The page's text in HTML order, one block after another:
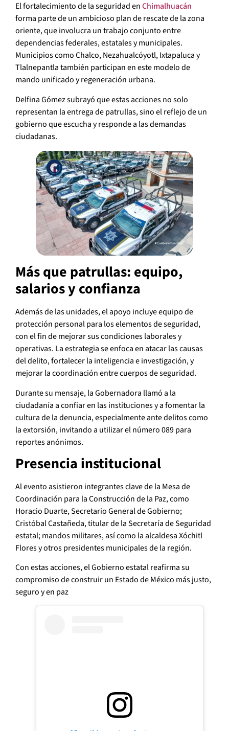
El fortalecimiento de la seguridad enChimalhuacán
forma parte de un ambicioso plan de rescate de la zona
oriente, que involucra un trabajo conjunto entre
dependencias federales, estatales y municipales.
Municipios como Chalco, Nezahualcóyotl, Ixtapaluca y
Tlalnepantla también participan en este modelo de
mando unificado y regeneración urbana.
Delfina Gómez subrayó que estas acciones no solo
representan la entrega de patrullas, sino el reflejo de un
gobierno que escucha y responde a las demandas
ciudadanas.
Más que patrullas: equipo,
salarios y confianza
Además de las unidades, el apoyo incluye equipo de
protección personal para los elementos de seguridad,
con el fin de mejorar sus condiciones laborales y
operativas. La estrategia se enfoca en atacar las causas
del delito, fortalecer la inteligencia e investigación, y
mejorar la coordinación entre cuerpos de seguridad.
Durante su mensaje, la Gobernadora llamó a la
ciudadanía a confiar en las instituciones y a fomentar la
cultura de la denuncia, especialmente ante delitos como
la extorsión, invitando a utilizar el número 089 para
reportes anónimos.
Presencia institucional
Al evento asistieron integrantes clave de la Mesa de
Coordinación para la Construcción de la Paz, como
Horacio Duarte, Secretario General de Gobierno;
Cristóbal Castañeda, titular de la Secretaría de Seguridad
estatal; mandos militares, así como la alcaldesa Xóchitl
Flores y otros presidentes municipales de la región.
Con estas acciones, el Gobierno estatal reafirma su
compromiso de construir un Estado de México más justo,
seguro y en paz